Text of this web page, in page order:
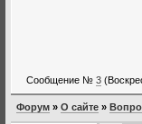
Сообщение № 3
Форум » О сайте »